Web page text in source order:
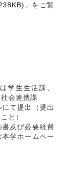
」をご覧
学生生活課、
会連携課
て提出（提出
と）
及び必要経費
学ホームペー